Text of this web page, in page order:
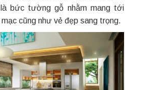
bức tường gỗ nhằm mang tới
cũng như vẻ đẹp sang trọng.